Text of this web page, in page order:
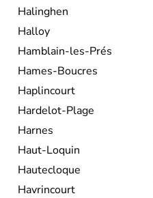
Halinghen
Halloy
Hamblain-les-Prés
Hames-Boucres
Haplincourt
Hardelot-Plage
Harnes
Haut-Loquin
Hautecloque
Havrincourt